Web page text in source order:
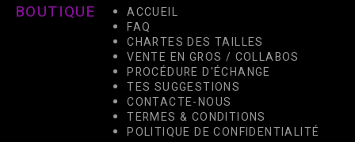
BOUTIQUE
ACCUEIL
FAQ
CHARTES DES TAILLES
VENTE EN GROS / COLLABOS
PROCÉDURE D'ÉCHANGE
TES SUGGESTIONS
CONTACTE-NOUS
TERMES & CONDITIONS
POLITIQUE DE CONFIDENTIALITÉ